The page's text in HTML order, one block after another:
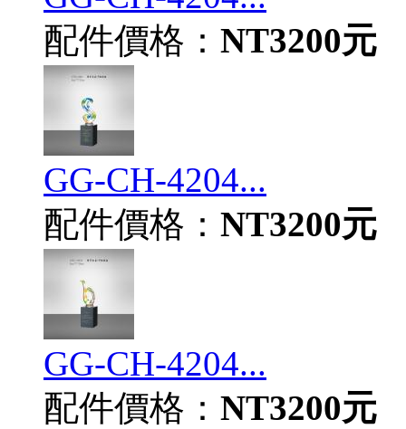
配件價格： NT3200元
GG-CH-4204...
配件價格： NT3200元
GG-CH-4204...
配件價格： NT3200元